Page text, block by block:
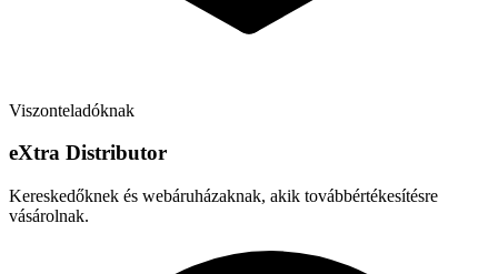
Viszonteladóknak
eXtra Distributor
Kereskedőknek és webáruházaknak, akik továbbértékesítésre
vásárolnak.